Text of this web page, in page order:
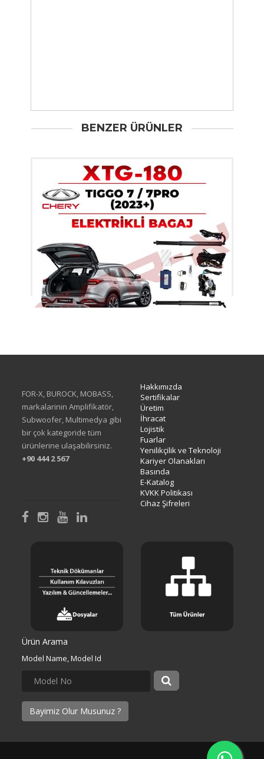
BENZER ÜRÜNLER
FOR-X, BUROCK, MOBASS,
markalarinin Amplifikatör,
Subwoofer, Multimedya gibi
bir çok kategoride tüm
ürünlerine ulaşabilirsiniz.
+90 444 2 567
Hakkımızda
Sertifikalar
Üretim
İhracat
Lojistik
Fuarlar
Yenilikçilik ve Teknoloji
Kariyer Olanakları
Basında
E-Katalog
KVKK Politikası
Cihaz Şifreleri
Ürün Arama
Model Name, Model Id
Bayimiz Olur Musunuz ?